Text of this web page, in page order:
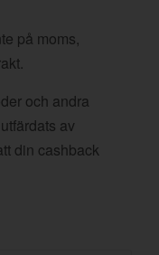
på moms,
och andra
av
din cashback